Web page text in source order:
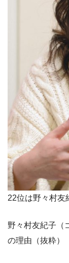
22位は野々村友
野々村友紀子（
の理由（抜粋）